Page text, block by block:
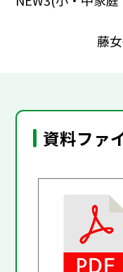
藤
資料ファ